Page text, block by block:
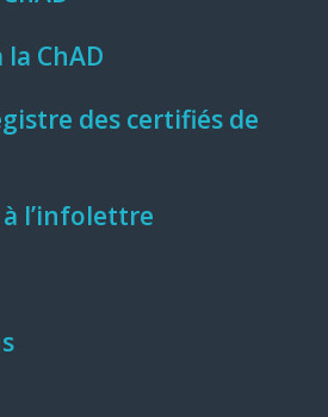
ChAD
des certifiés de
l’infolettre